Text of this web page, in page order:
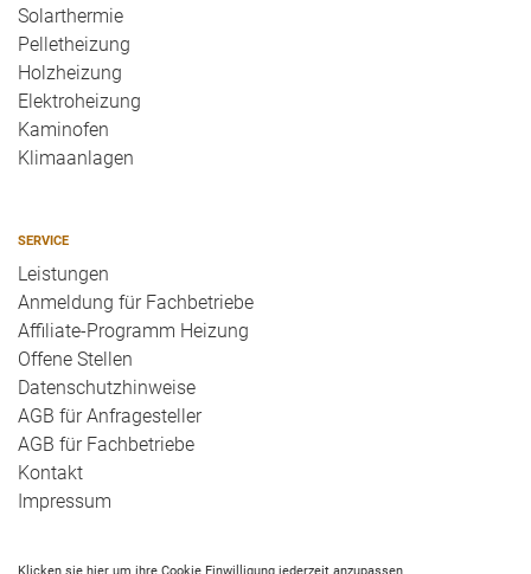
Solarthermie
Pelletheizung
Holzheizung
Elektroheizung
Kaminofen
Klimaanlagen
SERVICE
Leistungen
Anmeldung für Fachbetriebe
Affiliate-Programm Heizung
Offene Stellen
Datenschutzhinweise
AGB für Anfragesteller
AGB für Fachbetriebe
Kontakt
Impressum
Klicken sie hier um ihre Cookie Einwilligung jederzeit anzupassen